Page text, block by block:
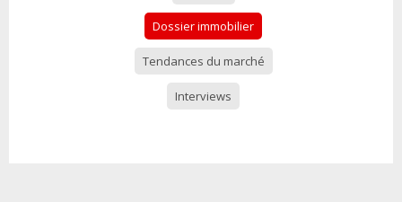
Dossier immobilier
Tendances du marché
Interviews